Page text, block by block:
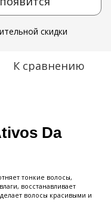
скидки
К сравнению
Da
тонкие волосы,
восстанавливает
волосы красивыми и